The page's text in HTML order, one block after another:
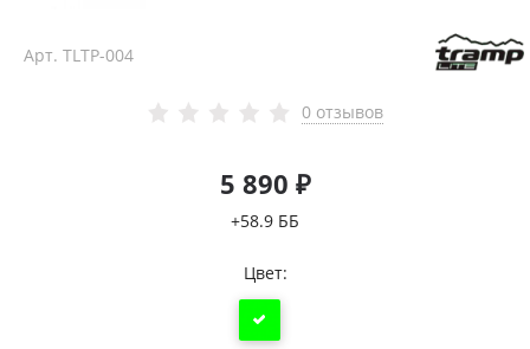
Арт. TLTP-004
0 отзывов
5 890 ₽
+58.9 ББ
Цвет: